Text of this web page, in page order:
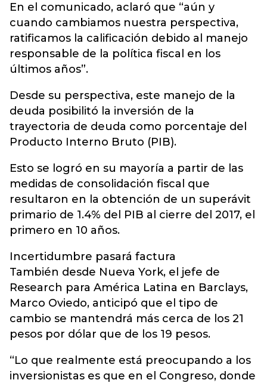
En el comunicado, aclaró que “aún y
cuando cambiamos nuestra perspectiva,
ratificamos la calificación debido al manejo
responsable de la política fiscal en los
últimos años”.
Desde su perspectiva, este manejo de la
deuda posibilitó la inversión de la
trayectoria de deuda como porcentaje del
Producto Interno Bruto (PIB).
Esto se logró en su mayoría a partir de las
medidas de consolidación fiscal que
resultaron en la obtención de un superávit
primario de 1.4% del PIB al cierre del 2017, el
primero en 10 años.
Incertidumbre pasará factura
También desde Nueva York, el jefe de
Research para América Latina en Barclays,
Marco Oviedo, anticipó que el tipo de
cambio se mantendrá más cerca de los 21
pesos por dólar que de los 19 pesos.
“Lo que realmente está preocupando a los
inversionistas es que en el Congreso, donde